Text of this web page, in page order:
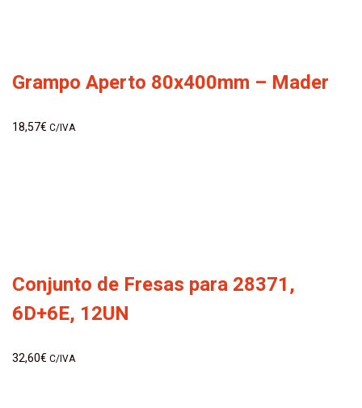
Grampo Aperto 80x400mm – Mader
18,57€ C/IVA
Conjunto de Fresas para 28371,
6D+6E, 12UN
32,60€ C/IVA